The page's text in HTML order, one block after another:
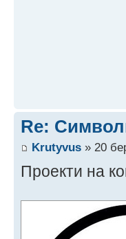
Re:
Krutyvus » 20
Проекти на